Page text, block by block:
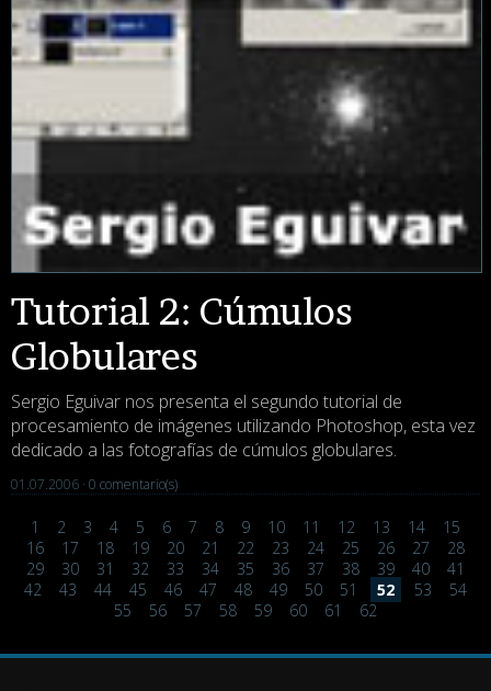
Tutorial 2: Cúmulos
Globulares
Sergio Eguivar nos presenta el segundo tutorial de
procesamiento de imágenes utilizando Photoshop, esta vez
dedicado a las fotografías de cúmulos globulares.
01.07.2006 · 0 comentario(s)
1 2 3 4 5 6 7 8 9 10 11 12 13 14
15
16
17 18 19 20 21 22 23 24 25 26 27
28
29
30 31 32 33 34 35 36 37 38 39 40
41
42
43 44 45 46 47 48 49 50 51 52 53
54
55
56 57 58 59 60 61 62